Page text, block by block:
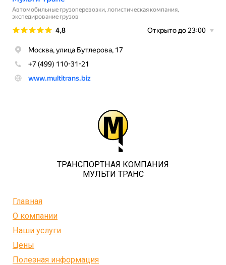
ТРАНСПОРТНАЯ КОМПАНИЯ
МУЛЬТИ ТРАНС
Главная
О компании
Наши услуги
Цены
Полезная информация